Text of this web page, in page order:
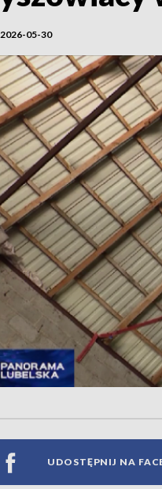
2026-05-30
UDOSTĘPNIJ NA